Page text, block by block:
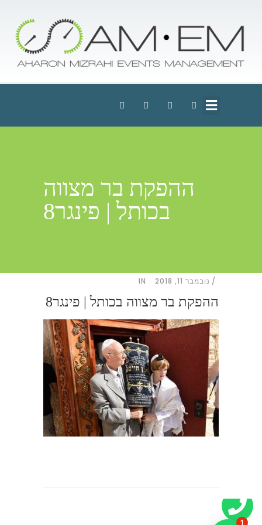
ההפקת בר מצווה
בכותל | פינגר8
נובמבר 11, 2018 IN
ההפקת בר מצווה בכותל | פינגר8
1